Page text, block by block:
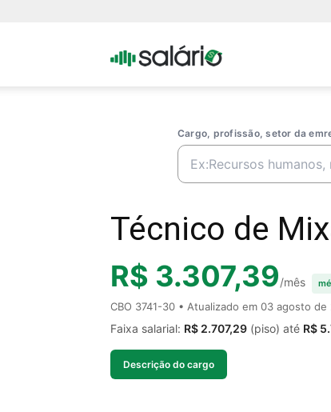
Portal
Cargo, profissão, setor da
Técnico de
R$ 3.307,39/mês
CBO 3741-30 • Atualizado em 03 agosto de
Faixa salarial: R$ 2.707,29 (piso) até R$
Descrição do cargo